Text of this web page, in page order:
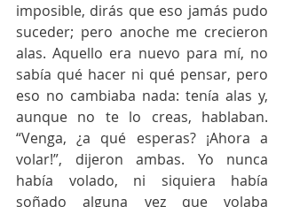
imposible, dirás que eso jamás pudo
suceder; pero anoche me crecieron
alas. Aquello era nuevo para mí, no
sabía qué hacer ni qué pensar, pero
eso no cambiaba nada: tenía alas y,
aunque no te lo creas, hablaban.
“Venga, ¿a qué esperas? ¡Ahora a
volar!”, dijeron ambas. Yo nunca
había volado, ni siquiera había
soñado alguna vez que volaba